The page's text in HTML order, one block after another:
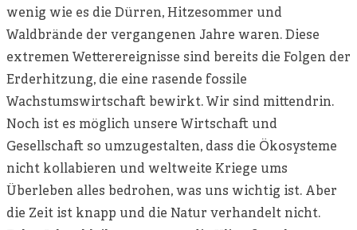
wenig wie es die Dürren, Hitzesommer und
Waldbrände der vergangenen Jahre waren. Diese
extremen Wetterereignisse sind bereits die Folgen der
Erderhitzung, die eine rasende fossile
Wachstumswirtschaft bewirkt. Wir sind mittendrin.
Noch ist es möglich unsere Wirtschaft und
Gesellschaft so umzugestalten, dass die Ökosysteme
nicht kollabieren und weltweite Kriege ums
Überleben alles bedrohen, was uns wichtig ist. Aber
die Zeit ist knapp und die Natur verhandelt nicht.